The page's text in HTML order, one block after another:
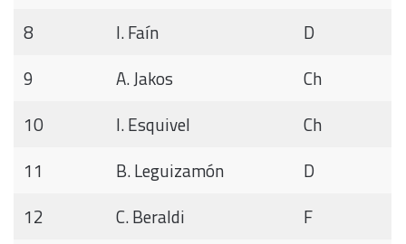
8
I. Faín
D
9
A. Jakos
Ch
10
I. Esquivel
Ch
11
B. Leguizamón
D
12
C. Beraldi
F